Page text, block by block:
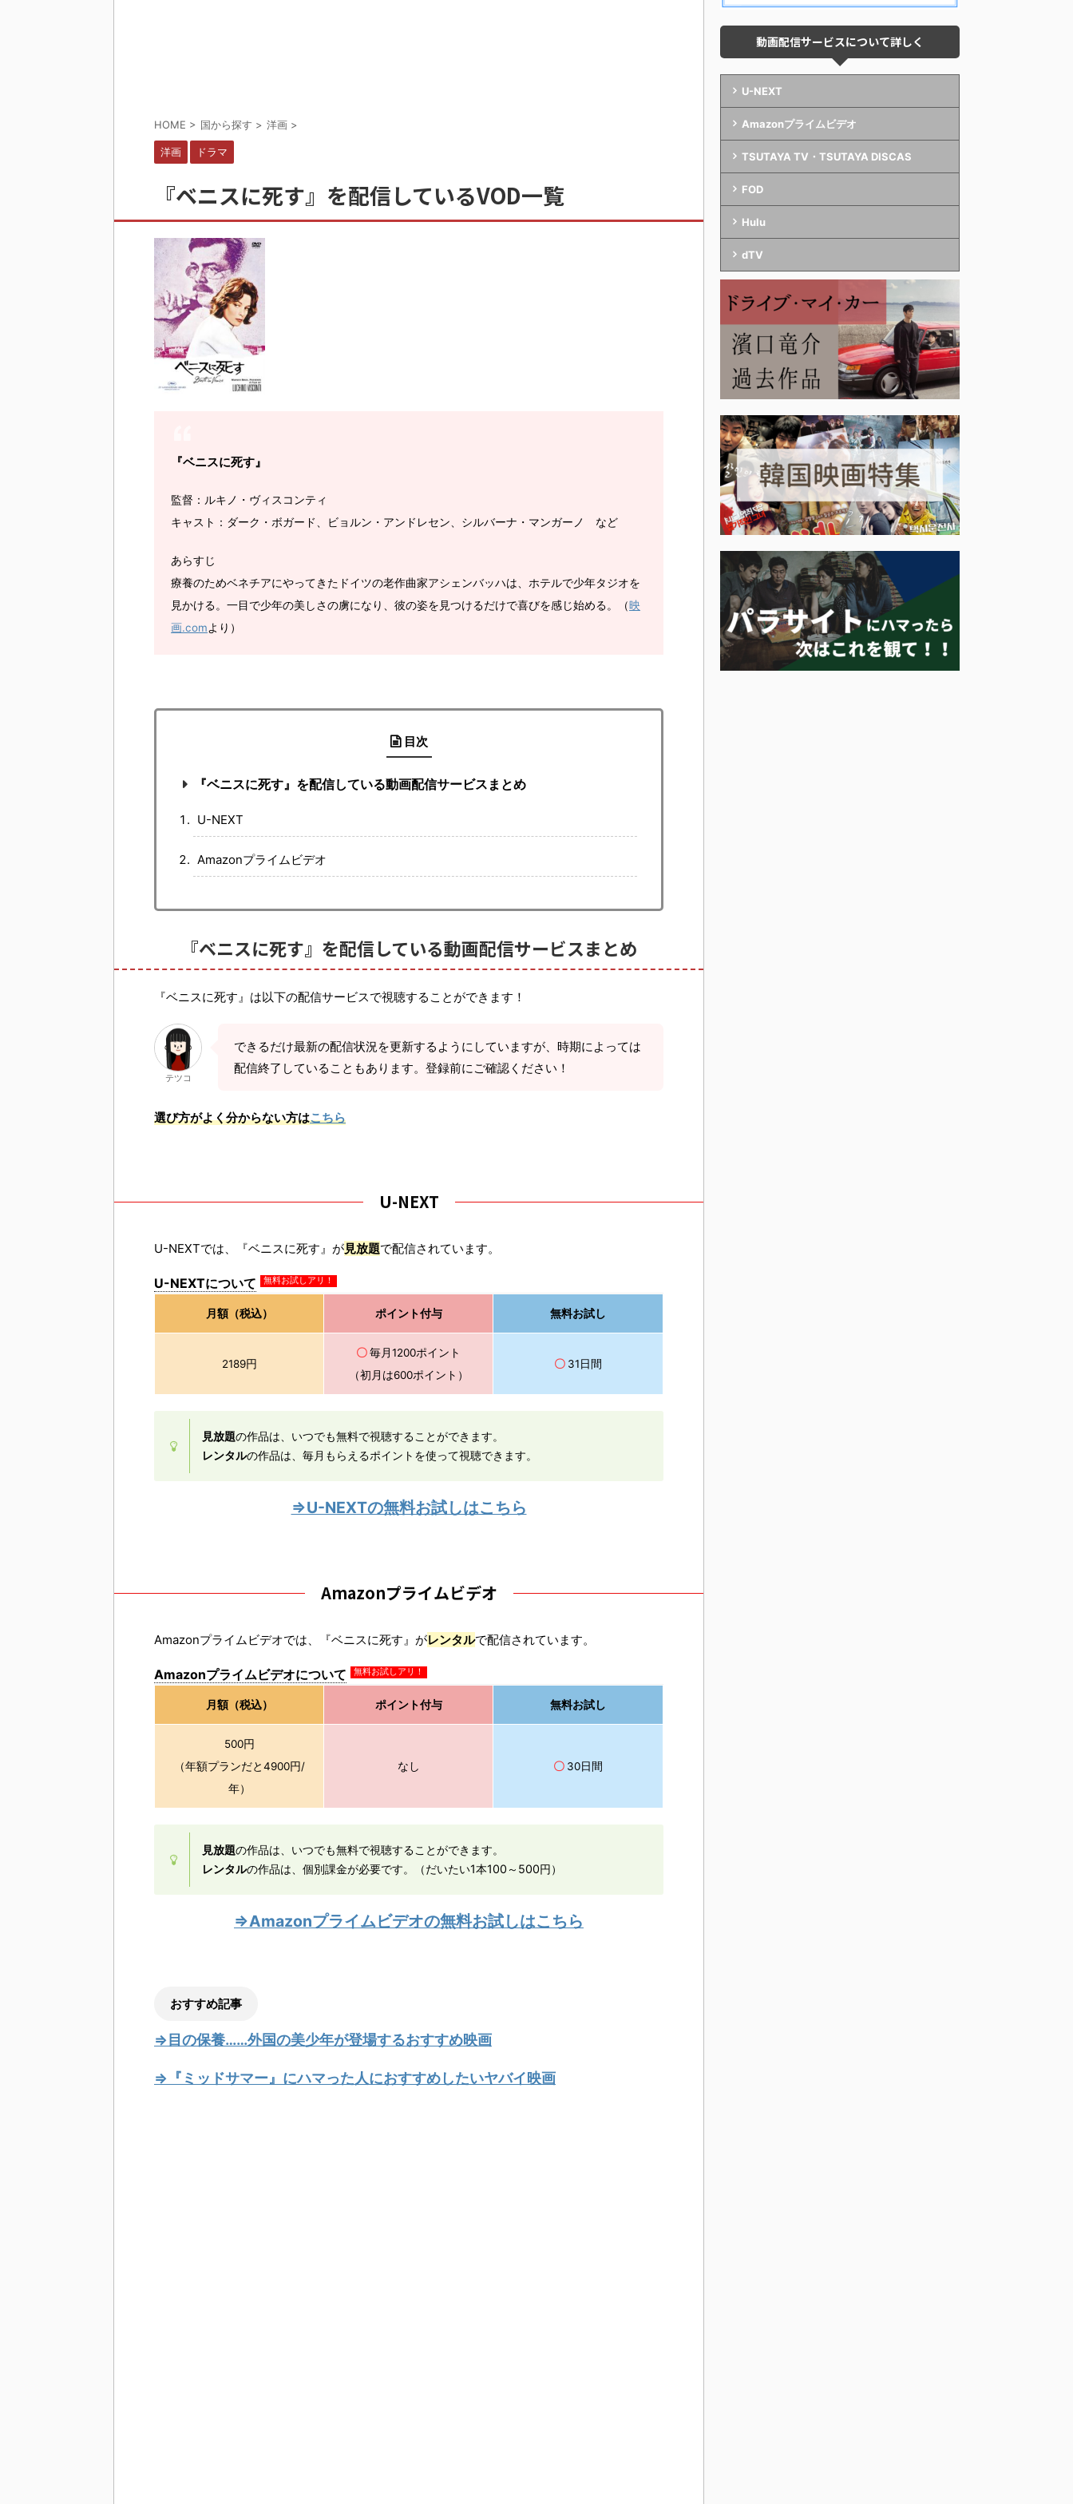
HOME > 国から探す > 洋画 >
洋画 ドラマ
『ベニスに死す』を配信しているVOD一覧
『ベニスに死す』
監督：ルキノ・ヴィスコンティ
キャスト：ダーク・ボガード、ビョルン・アンドレセン、シルバーナ・マンガーノ など
あらすじ
療養のためベネチアにやってきたドイツの老作曲家アシェンバッハは、ホテルで少年タジオを
見かける。一目で少年の美しさの虜になり、彼の姿を見つけるだけで喜びを感じ始める。（映
画.comより）
目次
『ベニスに死す』を配信している動画配信サービスまとめ
U-NEXT
Amazonプライムビデオ
『ベニスに死す』を配信している動画配信サービスまとめ
『ベニスに死す』は以下の配信サービスで視聴することができます！
テツコ
できるだけ最新の配信状況を更新するようにしていますが、時期によっては
配信終了していることもあります。登録前にご確認ください！
選び方がよく分からない方はこちら
U-NEXT
U-NEXTでは、『ベニスに死す』が見放題で配信されています。
U-NEXTについて 無料お試しアリ！
月額（税込） ポイント付与 無料お試し
2189円
〇毎月1200ポイント
（初月は600ポイント）
〇 31日間
見放題の作品は、いつでも無料で視聴することができます。
レンタルの作品は、毎月もらえるポイントを使って視聴できます。
⇒U-NEXTの無料お試しはこちら
Amazonプライムビデオ
Amazonプライムビデオでは、『ベニスに死す』がレンタルで配信されています。
Amazonプライムビデオについて 無料お試しアリ！
月額（税込） ポイント付与 無料お試し
500円
（年額プランだと4900円/
年）
なし 〇 30日間
見放題の作品は、いつでも無料で視聴することができます。
レンタルの作品は、個別課金が必要です。（だいたい1本100～500円）
⇒Amazonプライムビデオの無料お試しはこちら
おすすめ記事
⇒目の保養……外国の美少年が登場するおすすめ映画
⇒『ミッドサマー』にハマった人におすすめしたいヤバイ映画
動画配信サービスについて詳しく
U-NEXT
Amazonプライムビデオ
TSUTAYA TV・TSUTAYA DISCAS
FOD
Hulu
dTV